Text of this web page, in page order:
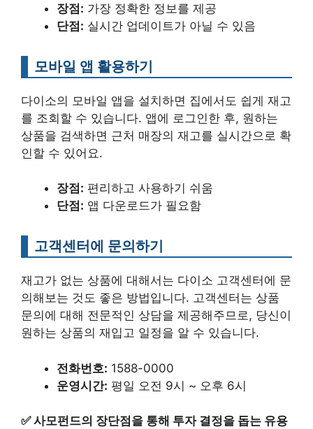
장점: 가장 정확한 정보를 제공
단점: 실시간 업데이트가 아닐 수 있음
모바일 앱 활용하기
다이소의 모바일 앱을 설치하면 집에서도 쉽게 재고
를 조회할 수 있습니다. 앱에 로그인한 후, 원하는
상품을 검색하면 근처 매장의 재고를 실시간으로 확
인할 수 있어요.
장점: 편리하고 사용하기 쉬움
단점: 앱 다운로드가 필요함
고객센터에 문의하기
재고가 없는 상품에 대해서는 다이소 고객센터에 문
의해보는 것도 좋은 방법입니다. 고객센터는 상품
문의에 대해 전문적인 상담을 제공해주므로, 당신이
원하는 상품의 재입고 일정을 알 수 있습니다.
전화번호: 1588-0000
운영시간: 평일 오전 9시 ~ 오후 6시
✅사모펀드의 장단점을 통해 투자 결정을 돕는 유용